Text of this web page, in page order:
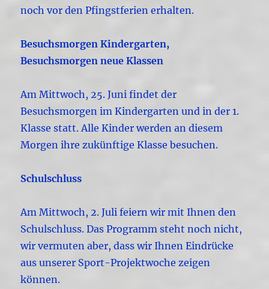
noch vor den Pfingstferien erhalten.
Besuchsmorgen Kindergarten,
Besuchsmorgen neue Klassen
Am Mittwoch, 25. Juni findet der
Besuchsmorgen im Kindergarten und in der 1.
Klasse statt. Alle Kinder werden an diesem
Morgen ihre zukünftige Klasse besuchen.
Schulschluss
Am Mittwoch, 2. Juli feiern wir mit Ihnen den
Schulschluss. Das Programm steht noch nicht,
wir vermuten aber, dass wir Ihnen Eindrücke
aus unserer Sport-Projektwoche zeigen
können.